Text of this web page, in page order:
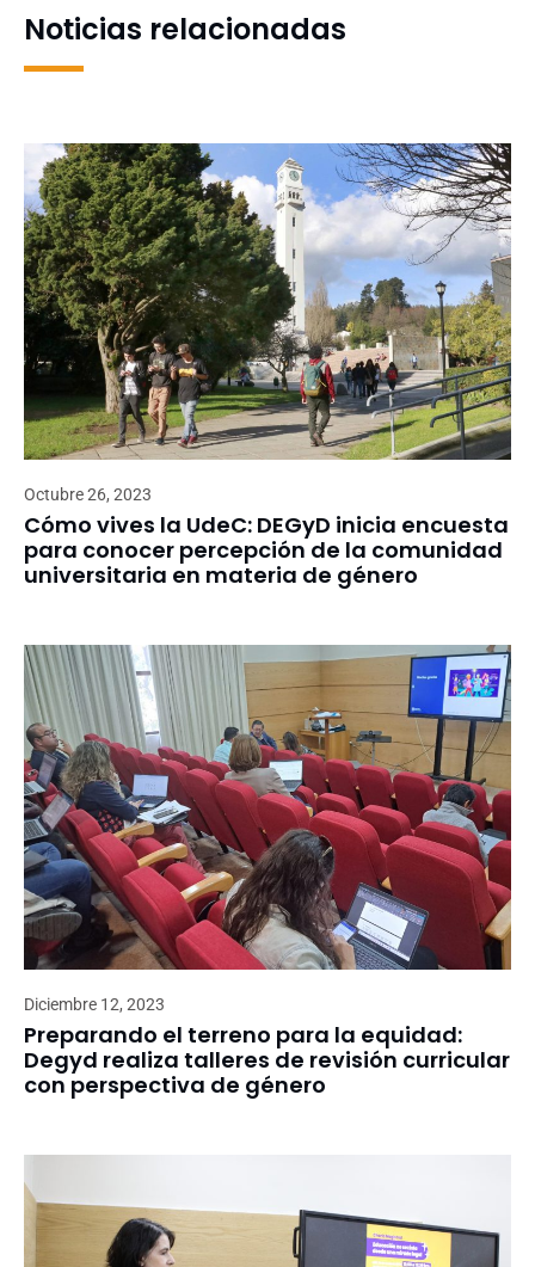
Noticias relacionadas
Octubre 26, 2023
Cómo vives la UdeC: DEGyD inicia encuesta
para conocer percepción de la comunidad
universitaria en materia de género
Diciembre 12, 2023
Preparando el terreno para la equidad:
Degyd realiza talleres de revisión curricular
con perspectiva de género